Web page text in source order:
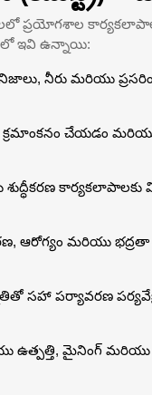
ప్రయోగశాల
ఇవి ఉన్నాయి:
నీరు మరియు
చేయడం మరియు
కార్యకలాపాలకు
మరియు భద్రతా
సహా పర్యావరణ
మైనింగ్ మరియు